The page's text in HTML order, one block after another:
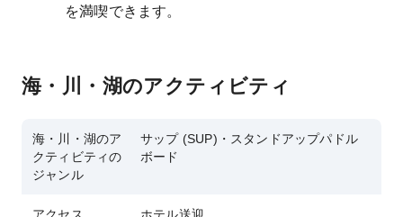
を満喫できます。
海・川・湖のアクティビティ
海・川・湖のア
クティビティの
ジャンル
サップ (SUP)・スタンドアップパドル
ボード